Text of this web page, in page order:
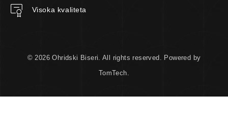
Visoka kvaliteta
© 2026 Ohridski Biseri. All rights reserved. Powered by
TomTech.